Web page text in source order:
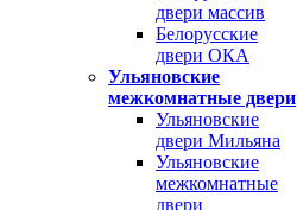
двери массив
Белорусские
двери ОКА
Ульяновские
межкомнатные двери
Ульяновские
двери Мильяна
Ульяновские
межкомнатные
двери